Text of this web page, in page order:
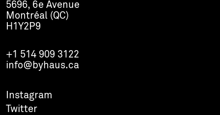
5696, 6e Avenue
Montréal (QC)
H1Y2P9
+1 514 909 3122
info@byhaus.ca
Instagram
Twitter